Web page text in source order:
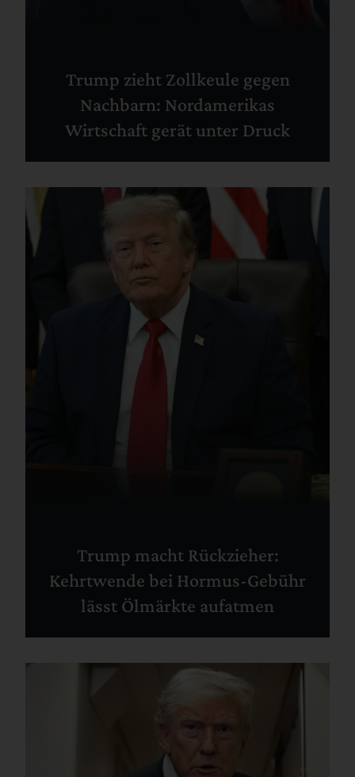
Trump zieht Zollkeule gegen
Nachbarn: Nordamerikas
Wirtschaft gerät unter Druck
Trump macht Rückzieher:
Kehrtwende bei Hormus-Gebühr
lässt Ölmärkte aufatmen